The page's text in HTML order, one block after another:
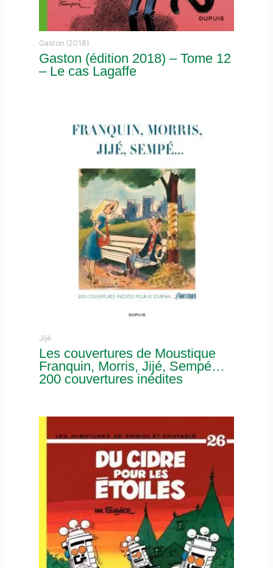
Gaston (2018)
Gaston (édition 2018) – Tome 12
– Le cas Lagaffe
Jijé
Les couvertures de Moustique
Franquin, Morris, Jijé, Sempé…
200 couvertures inédites